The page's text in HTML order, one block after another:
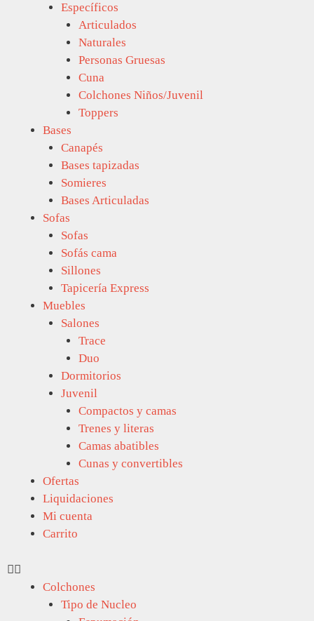
Específicos
Articulados
Naturales
Personas Gruesas
Cuna
Colchones Niños/Juvenil
Toppers
Bases
Canapés
Bases tapizadas
Somieres
Bases Articuladas
Sofas
Sofas
Sofás cama
Sillones
Tapicería Express
Muebles
Salones
Trace
Duo
Dormitorios
Juvenil
Compactos y camas
Trenes y literas
Camas abatibles
Cunas y convertibles
Ofertas
Liquidaciones
Mi cuenta
Carrito
Colchones
Tipo de Nucleo